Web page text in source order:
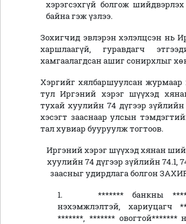
хэрэгсэхгүй болгож
байна гэж үзлээ.
Зохигчид эвлэрэн хэлэлцсэн нь
харшлаагүй, гуравдагч
хамгаалагдсан ашиг сонирхлыг
Хэргийг хялбаршуулсан журмаар
тул Иргэний хэрэг шүүхэд
тухай хуулийн 74 дүгээр
хэсэгт зааснаар улсын
тал хувиар бууруулж тогтоов.
Иргэний хэрэг шүүхэд хянан
хуулийн 74 дүгээр зүйлийн 74.1,
заасныг удирдлага болгон
1. ******* банкны
нэхэмжлэлтэй, хариуцагч
*******, ******* овогтой*******